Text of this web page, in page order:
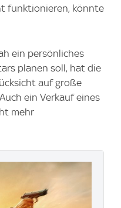
funktionieren, könnte
ein persönliches
planen soll, hat die
auf große
ein Verkauf eines
mehr